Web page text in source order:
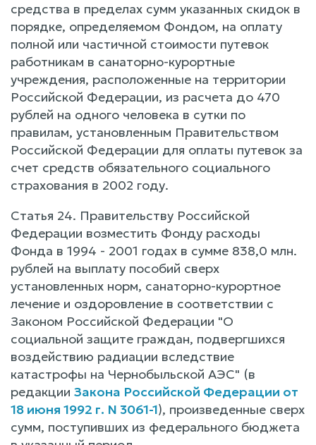
средства в пределах сумм указанных скидок в
порядке, определяемом Фондом, на оплату
полной или частичной стоимости путевок
работникам в санаторно-курортные
учреждения, расположенные на территории
Российской Федерации, из расчета до 470
рублей на одного человека в сутки по
правилам, установленным Правительством
Российской Федерации для оплаты путевок за
счет средств обязательного социального
страхования в 2002 году.
Статья 24. Правительству Российской
Федерации возместить Фонду расходы
Фонда в 1994 - 2001 годах в сумме 838,0 млн.
рублей на выплату пособий сверх
установленных норм, санаторно-курортное
лечение и оздоровление в соответствии с
Законом Российской Федерации "О
социальной защите граждан, подвергшихся
воздействию радиации вследствие
катастрофы на Чернобыльской АЭС" (в
редакции Закона Российской Федерации от
18 июня 1992 г. N 3061-1), произведенные сверх
сумм, поступивших из федерального бюджета